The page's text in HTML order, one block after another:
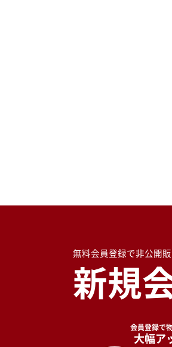
無料会員登録で非公開
新規
会員登録で
大幅ア